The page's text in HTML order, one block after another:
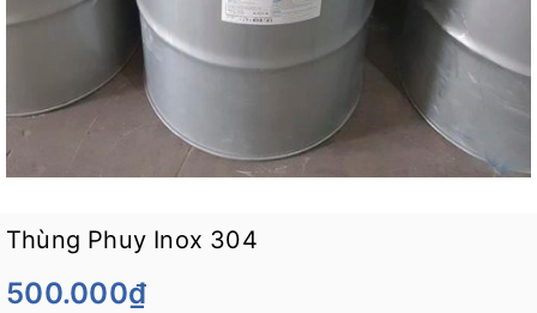
Thùng Phuy Inox 304
500.000₫